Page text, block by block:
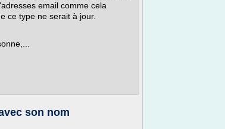
email comme cela
ce type ne serait à jour.
son nom